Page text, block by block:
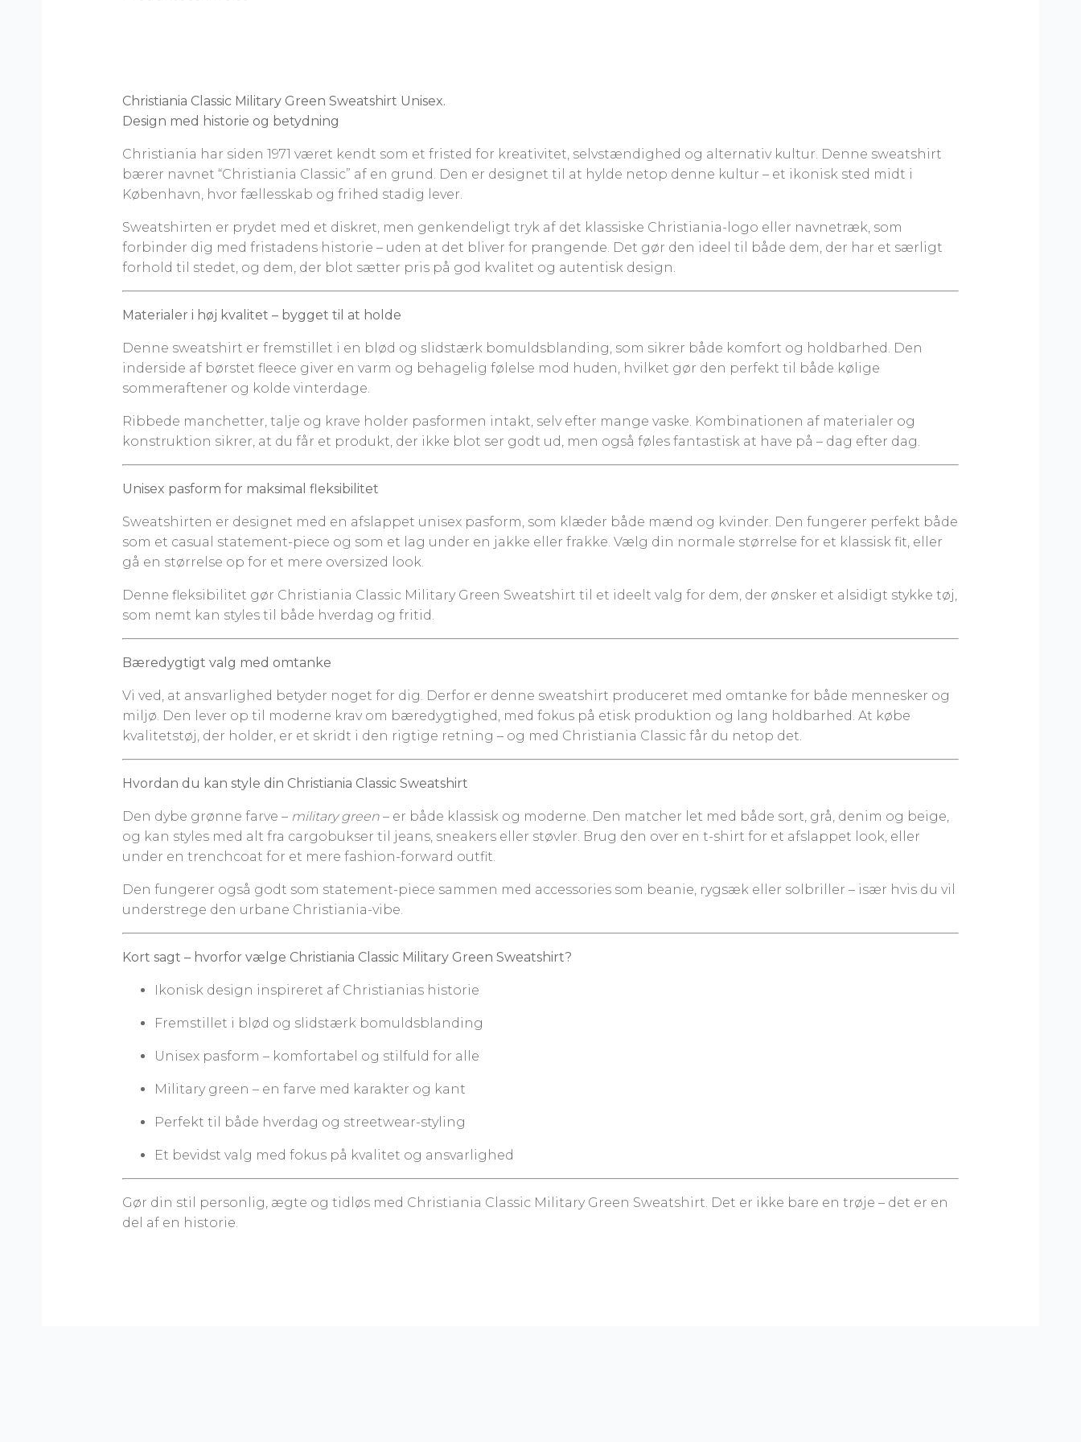
Christiania Classic Military Green Sweatshirt Unisex.
Design med historie og betydning
Christiania har siden 1971 været kendt som et fristed for kreativitet, selvstændighed og alternativ kultur. Denne sweatshirt
bærer navnet “Christiania Classic” af en grund. Den er designet til at hylde netop denne kultur – et ikonisk sted midt i
København, hvor fællesskab og frihed stadig lever.
Sweatshirten er prydet med et diskret, men genkendeligt tryk af det klassiske Christiania-logo eller navnetræk, som
forbinder dig med fristadens historie – uden at det bliver for prangende. Det gør den ideel til både dem, der har et særligt
forhold til stedet, og dem, der blot sætter pris på god kvalitet og autentisk design.
Materialer i høj kvalitet – bygget til at holde
Denne sweatshirt er fremstillet i en blød og slidstærk bomuldsblanding, som sikrer både komfort og holdbarhed. Den
inderside af børstet fleece giver en varm og behagelig følelse mod huden, hvilket gør den perfekt til både kølige
sommeraftener og kolde vinterdage.
Ribbede manchetter, talje og krave holder pasformen intakt, selv efter mange vaske. Kombinationen af materialer og
konstruktion sikrer, at du får et produkt, der ikke blot ser godt ud, men også føles fantastisk at have på – dag efter dag.
Unisex pasform for maksimal fleksibilitet
Sweatshirten er designet med en afslappet unisex pasform, som klæder både mænd og kvinder. Den fungerer perfekt både
som et casual statement-piece og som et lag under en jakke eller frakke. Vælg din normale størrelse for et klassisk fit, eller
gå en størrelse op for et mere oversized look.
Denne fleksibilitet gør Christiania Classic Military Green Sweatshirt til et ideelt valg for dem, der ønsker et alsidigt stykke tøj,
som nemt kan styles til både hverdag og fritid.
Bæredygtigt valg med omtanke
Vi ved, at ansvarlighed betyder noget for dig. Derfor er denne sweatshirt produceret med omtanke for både mennesker og
miljø. Den lever op til moderne krav om bæredygtighed, med fokus på etisk produktion og lang holdbarhed. At købe
kvalitetstøj, der holder, er et skridt i den rigtige retning – og med Christiania Classic får du netop det.
Hvordan du kan style din Christiania Classic Sweatshirt
Den dybe grønne farve – military green – er både klassisk og moderne. Den matcher let med både sort, grå, denim og beige,
og kan styles med alt fra cargobukser til jeans, sneakers eller støvler. Brug den over en t-shirt for et afslappet look, eller
under en trenchcoat for et mere fashion-forward outfit.
Den fungerer også godt som statement-piece sammen med accessories som beanie, rygsæk eller solbriller – især hvis du vil
understrege den urbane Christiania-vibe.
Kort sagt – hvorfor vælge Christiania Classic Military Green Sweatshirt?
Ikonisk design inspireret af Christianias historie
Fremstillet i blød og slidstærk bomuldsblanding
Unisex pasform – komfortabel og stilfuld for alle
Military green – en farve med karakter og kant
Perfekt til både hverdag og streetwear-styling
Et bevidst valg med fokus på kvalitet og ansvarlighed
Gør din stil personlig, ægte og tidløs med Christiania Classic Military Green Sweatshirt. Det er ikke bare en trøje – det er en
del af en historie.